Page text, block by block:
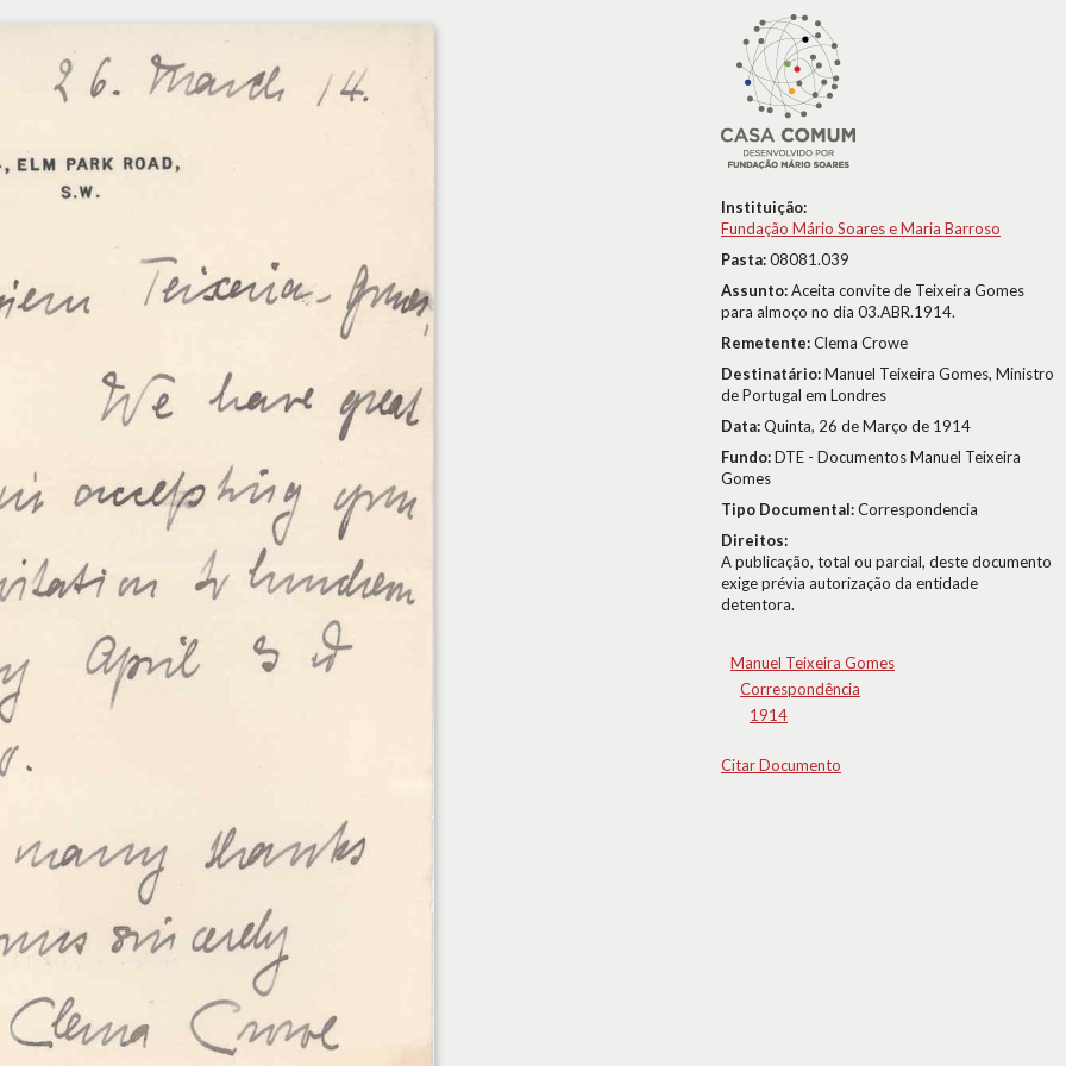
Instituição:
Fundação Mário Soares e Maria Barroso
Pasta:08081.039
Assunto:Aceita convite de Teixeira Gomes
para almoço no dia 03.ABR.1914.
Remetente:Clema Crowe
Destinatário:Manuel Teixeira Gomes, Ministro
de Portugal em Londres
Data:Quinta, 26 de Março de 1914
Fundo:DTE - Documentos Manuel Teixeira
Gomes
Tipo Documental:Correspondencia
Direitos:
A publicação, total ou parcial, deste documento
exige prévia autorização da entidade
detentora.
Manuel Teixeira Gomes
Correspondência
1914
Citar Documento